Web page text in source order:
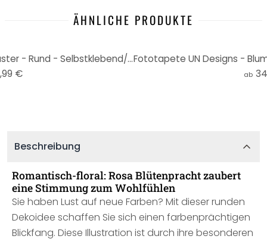
ÄHNLICHE PRODUKTE
Fototapete Vintage Blütenmuster - Rund - Selbstklebend/Vlies
€
ab
Beschreibung
Romantisch-floral: Rosa Blütenpracht zaubert
eine Stimmung zum Wohlfühlen
Sie haben Lust auf neue Farben? Mit dieser runden
Dekoidee schaffen Sie sich einen farbenprächtigen
Blickfang. Diese Illustration ist durch ihre besonderen